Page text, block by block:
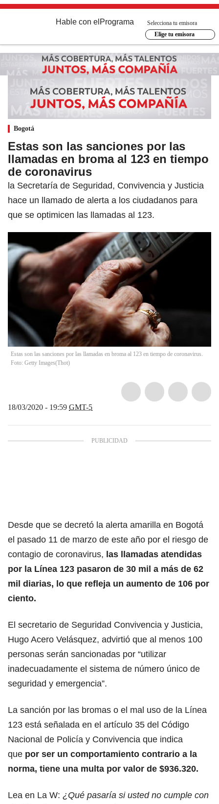
Hable con el Programa
Selecciona tu emisora
Elige tu emisora
Bogotá
Estas son las sanciones por las
llamadas en broma al 123 en tiempo
de coronavirus
la Secretaría de Seguridad, Convivencia y Justicia
hace un llamado de alerta a los ciudadanos para
que se optimicen las llamadas al 123.
Estas son las sanciones por las llamadas en broma al 123 en tiempo de coronavirus.
Foto: Getty Images(Thot)
18/03/2020 - 19:59 GMT-5
Desde que se decretó la alerta amarilla en Bogotá
el pasado 11 de marzo de este año por el riesgo de
contagio de coronavirus, las llamadas atendidas
por la Línea 123 pasaron de 30 mil a más de 62
mil diarias, lo que refleja un aumento de 106 por
ciento.
El secretario de Seguridad Convivencia y Justicia,
Hugo Acero Velásquez, advirtió que al menos 100
personas serán sancionadas por “utilizar
inadecuadamente el sistema de número único de
seguridad y emergencia”.
La sanción por las bromas o el mal uso de la Línea
123 está señalada en el artículo 35 del Código
Nacional de Policía y Convivencia que indica
que por ser un comportamiento contrario a la
norma, tiene una multa por valor de $936.320.
Lea en La W: ¿Qué pasaría si usted no cumple con